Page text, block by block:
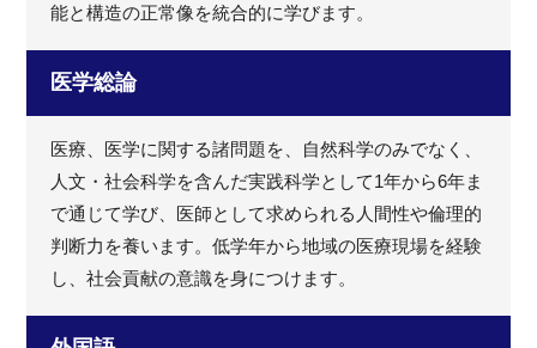
能と構造の正常像を統合的に学びます。
医学総論
医療、医学に関する諸問題を、自然科学のみでなく、
人文・社会科学を含んだ実践科学として1年から6年ま
で通じて学び、医師として求められる人間性や倫理的
判断力を養います。低学年から地域の医療現場を経験
し、社会貢献の意識を身につけます。